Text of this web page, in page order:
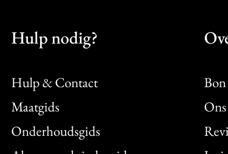
Hulp nodig?
Hulp & Contact
Maatgids
Onderhoudsgids
Bon